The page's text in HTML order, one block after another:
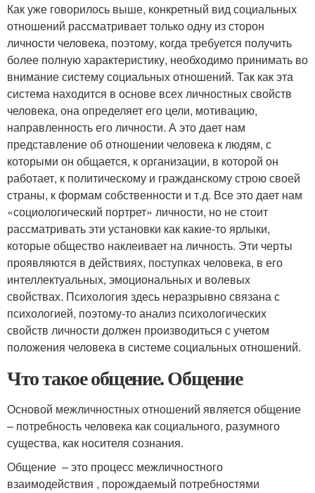
Как уже говорилось выше, конкретный вид социальных
отношений рассматривает только одну из сторон
личности человека, поэтому, когда требуется получить
более полную характеристику, необходимо принимать во
внимание систему социальных отношений. Так как эта
система находится в основе всех личностных свойств
человека, она определяет его цели, мотивацию,
направленность его личности. А это дает нам
представление об отношении человека к людям, с
которыми он общается, к организации, в которой он
работает, к политическому и гражданскому строю своей
страны, к формам собственности и т.д. Все это дает нам
«социологический портрет» личности, но не стоит
рассматривать эти установки как какие-то ярлыки,
которые общество наклеивает на личность. Эти черты
проявляются в действиях, поступках человека, в его
интеллектуальных, эмоциональных и волевых
свойствах. Психология здесь неразрывно связана с
психологией, поэтому-то анализ психологических
свойств личности должен производиться с учетом
положения человека в системе социальных отношений.
Что такое общение. Общение
Основой межличностных отношений является общение
– потребность человека как социального, разумного
существа, как носителя сознания.
Общение – это процесс межличностного
взаимодействия , порождаемый потребностями